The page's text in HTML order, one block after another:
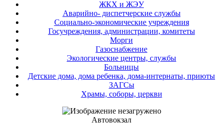
ЖКХ и ЖЭУ
Аварийно- диспетчерские службы
Социально-экономические учреждения
Госучреждения, администрации, комитеты
Морги
Газоснабжение
Экологические центры, службы
Больницы
Детские дома, дома ребенка, дома-интернаты, приюты
ЗАГСы
Храмы, соборы, церкви
Автовокзал